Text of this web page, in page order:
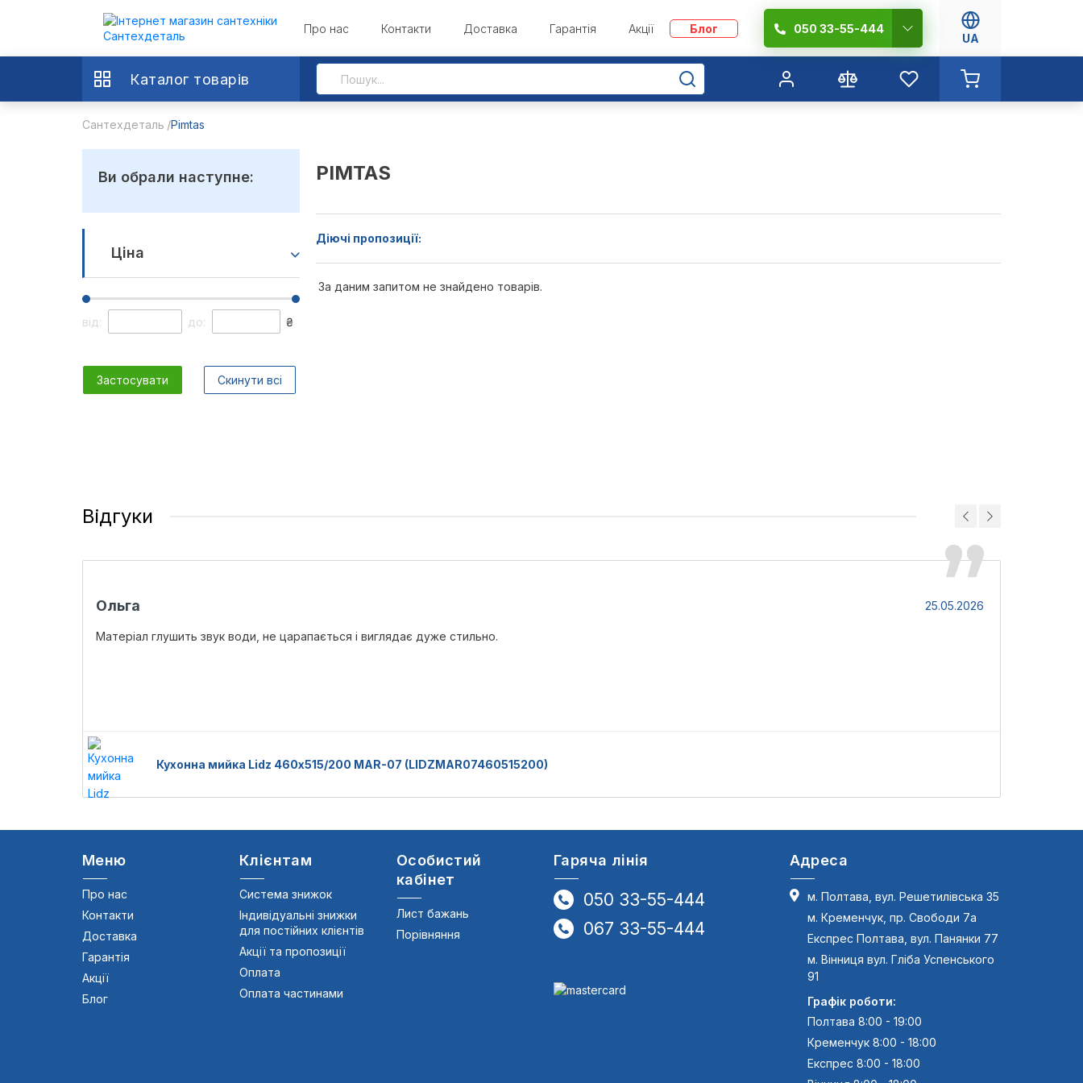
Про нас Контакти Доставка Гарантія Акції Блог 050 33-55-444
UA
Каталог товарів
Сантехдеталь Pimtas
Ви обрали наступне:
Ціна
від: до: ₴
Застосувати Скинути всі
PIMTAS
Діючі пропозиції:
За даним запитом не знайдено товарів.
Відгуки
Ольга 25.05.2026
Матеріал глушить звук води, не царапається і виглядає дуже стильно.
Кухонна мийка Lidz 460х515/200 MAR-07 (LIDZMAR07460515200)
Меню
Про нас
Контакти
Доставка
Гарантія
Акції
Блог
Клієнтам
Система знижок
Індивідуальні знижки
для постійних клієнтів
Акції та пропозиції
Оплата
Оплата частинами
Особистий
кабінет
Лист бажань
Порівняння
Гаряча лінія
050 33-55-444
067 33-55-444
Адреса
м. Полтава, вул. Решетилівська 35
м. Кременчук, пр. Свободи 7а
Експрес Полтава, вул. Панянки 77
м. Вінниця вул. Гліба Успенського
91
Графік роботи:
Полтава 8:00 - 19:00
Кременчук 8:00 - 18:00
Експрес 8:00 - 18:00